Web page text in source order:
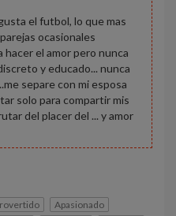
el futbol, lo que mas
ocasionales
hacer el amor pero nunca
y educado... nunca
separe con mi esposa
solo para compartir mis
del placer del ... y amor
Apasionado